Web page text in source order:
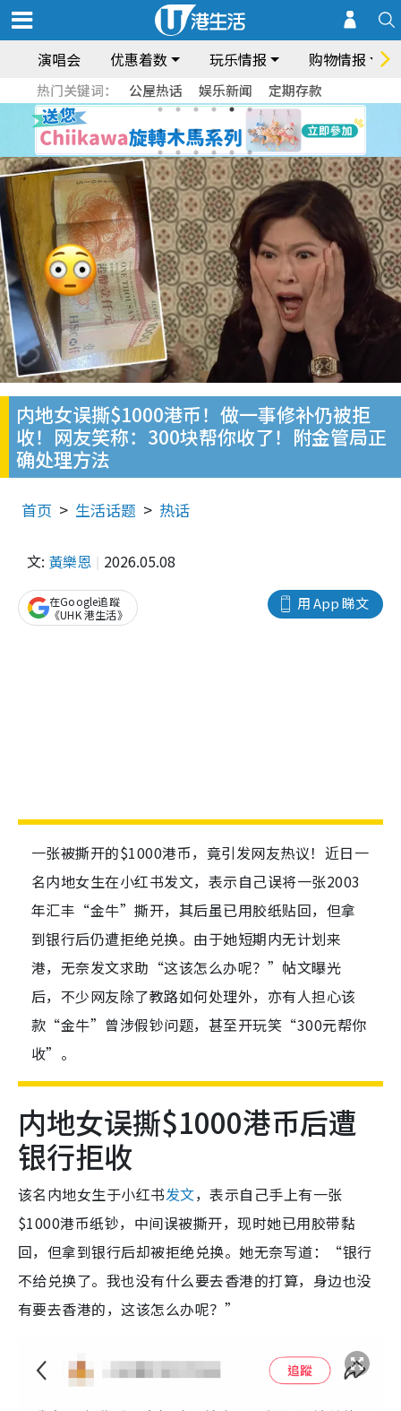
演唱会 优惠着数 玩乐情报 购物情报
热门关键词： 公屋热话 娱乐新闻 定期存款
内地女误撕$1000港币！做一事修补仍被拒
收！网友笑称：300块帮你收了！附金管局正
确处理方法
首页 生活话题 热话
文: 黃樂恩 2026.05.08
用 App 睇文
在Google追蹤
《UHK 港生活》
一张被撕开的$1000港币，竟引发网友热议！近日一
名内地女生在小红书发文，表示自己误将一张2003
年汇丰“金牛”撕开，其后虽已用胶纸贴回，但拿
到银行后仍遭拒绝兑换。由于她短期内无计划来
港，无奈发文求助“这该怎么办呢？”帖文曝光
后，不少网友除了教路如何处理外，亦有人担心该
款“金牛”曾涉假钞问题，甚至开玩笑“300元帮你
收”。
内地女误撕$1000港币后遭
银行拒收
该名内地女生于小红书发文，表示自己手上有一张
$1000港币纸钞，中间误被撕开，现时她已用胶带黏
回，但拿到银行后却被拒绝兑换。她无奈写道：“银行
不给兑换了。我也没有什么要去香港的打算，身边也没
有要去香港的，这该怎么办呢？”